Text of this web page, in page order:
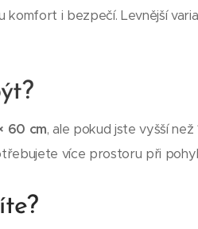
i bezpečí. Levnější
60 cm, ale pokud jste vyšší
více prostoru při